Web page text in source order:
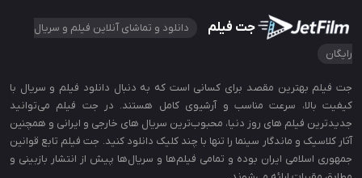
جت فیلم
دانلود و تماشای آنلاین فیلم و سریال
رایگان
جت‌ فیلم بهترین مقصد برای کسانی است که به دنبال دانلود فیلم و سریال با
کیفیت بالا، سرعت مناسب و آرشیوی کامل هستند. در جت‌ فیلم می‌توانید
جدیدترین فیلم‌ های روز دنیا، محبوب‌ترین سریال‌ های خارجی و ایرانی و همچنین
آثار کلاسیک و ماندگار سینما را تنها با چند کلیک دانلود کنید. جت فیلم تابع قوانین
جمهوری اسلامی ایران بوده و تمامی فیلم‌ها و سریال‌ها پیش از انتشار بازبینی و